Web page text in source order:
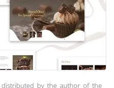
distributed by the author of the